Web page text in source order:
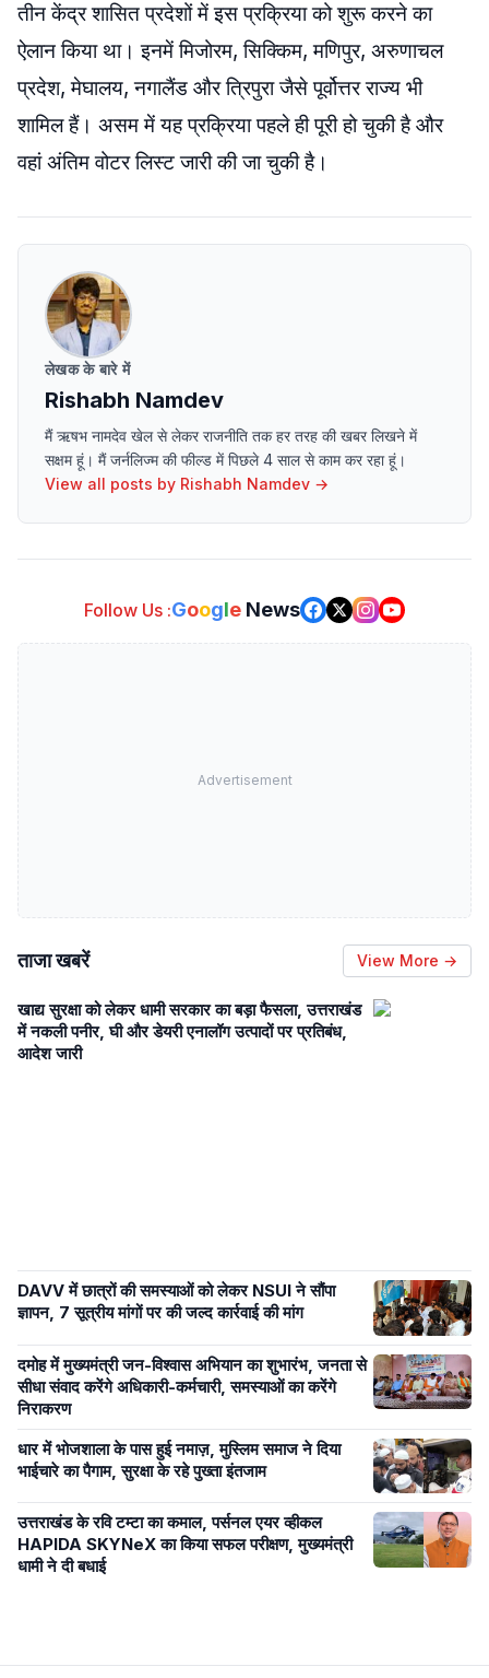
तीन केंद्र शासित प्रदेशों में इस प्रक्रिया को शुरू करने का
ऐलान किया था। इनमें मिजोरम, सिक्किम, मणिपुर, अरुणाचल
प्रदेश, मेघालय, नगालैंड और त्रिपुरा जैसे पूर्वोत्तर राज्य भी
शामिल हैं। असम में यह प्रक्रिया पहले ही पूरी हो चुकी है और
वहां अंतिम वोटर लिस्ट जारी की जा चुकी है।
लेखक के बारे में
Rishabh Namdev
मैं ऋषभ नामदेव खेल से लेकर राजनीति तक हर तरह की खबर लिखने में
सक्षम हूं। मैं जर्नलिज्म की फील्ड में पिछले 4 साल से काम कर रहा हूं।
View all posts by Rishabh Namdev →
Follow Us :Google News
Advertisement
ताजा खबरें View More →
खाद्य सुरक्षा को लेकर धामी सरकार का बड़ा फैसला, उत्तराखंड
में नकली पनीर, घी और डेयरी एनालॉग उत्पादों पर प्रतिबंध,
आदेश जारी
DAVV में छात्रों की समस्याओं को लेकर NSUI ने सौंपा
ज्ञापन, 7 सूत्रीय मांगों पर की जल्द कार्रवाई की मांग
दमोह में मुख्यमंत्री जन-विश्वास अभियान का शुभारंभ, जनता से
सीधा संवाद करेंगे अधिकारी-कर्मचारी, समस्याओं का करेंगे
निराकरण
धार में भोजशाला के पास हुई नमाज़, मुस्लिम समाज ने दिया
भाईचारे का पैगाम, सुरक्षा के रहे पुख्ता इंतजाम
उत्तराखंड के रवि टम्टा का कमाल, पर्सनल एयर व्हीकल
HAPIDA SKYNeX का किया सफल परीक्षण, मुख्यमंत्री
धामी ने दी बधाई